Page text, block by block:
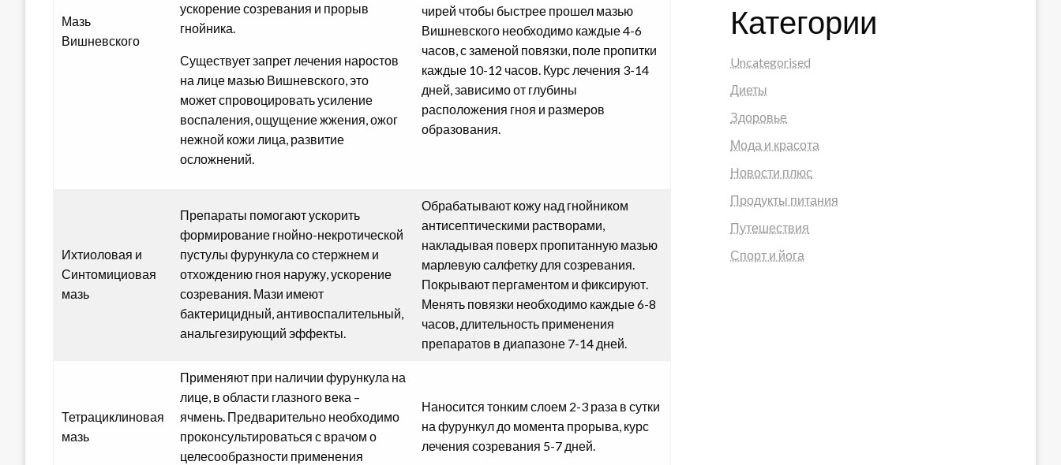
Мазь
Вишневского
ускорение созревания и прорыв
гнойника.
Существует запрет лечения наростов
на лице мазью Вишневского, это
может спровоцировать усиление
воспаления, ощущение жжения, ожог
нежной кожи лица, развитие
осложнений.
чирей чтобы быстрее прошел мазью
Вишневского необходимо каждые 4-6
часов, с заменой повязки, поле пропитки
каждые 10-12 часов. Курс лечения 3-14
дней, зависимо от глубины
расположения гноя и размеров
образования.
Ихтиоловая и
Синтомициовая
мазь
Препараты помогают ускорить
формирование гнойно-некротической
пустулы фурункула со стержнем и
отхождению гноя наружу, ускорение
созревания. Мази имеют
бактерицидный, антивоспалительный,
анальгезирующий эффекты.
Обрабатывают кожу над гнойником
антисептическими растворами,
накладывая поверх пропитанную мазью
марлевую салфетку для созревания.
Покрывают пергаментом и фиксируют.
Менять повязки необходимо каждые 6-8
часов, длительность применения
препаратов в диапазоне 7-14 дней.
Тетрациклиновая
мазь
Применяют при наличии фурункула на
лице, в области глазного века –
ячмень. Предварительно необходимо
проконсультироваться с врачом о
целесообразности применения
Наносится тонким слоем 2-3 раза в сутки
на фурункул до момента прорыва, курс
лечения созревания 5-7 дней.
Категории
Uncategorised
Диеты
Здоровье
Мода и красота
Новости плюс
Продукты питания
Путешествия
Спорт и йога